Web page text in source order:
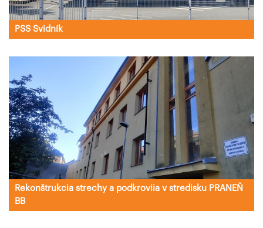
PSS Svidník
Rekonštrukcia strechy a podkroviia v stredisku PRANEŇ
BB